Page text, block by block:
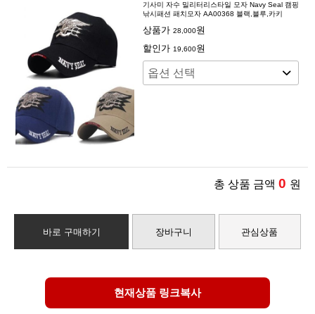
기사미 자수 밀리터리스타일 모자 Navy Seal 캠핑
낚시패션 패치모자 AA00368 블랙,블루,카키
상품가 28,000원
할인가 19,600원
총 상품 금액 0 원
바로 구매하기 장바구니 관심상품
현재상품 링크복사